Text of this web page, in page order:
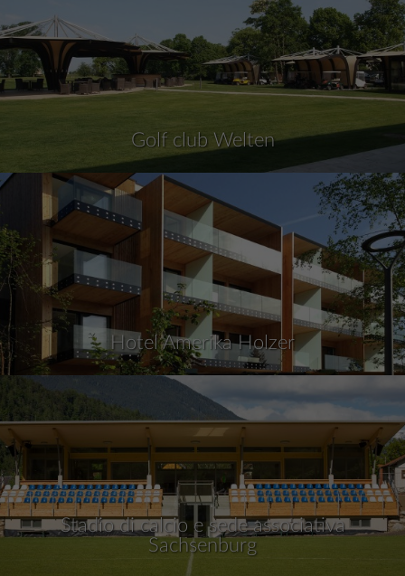
Golf club Welten
Hotel Amerika Holzer
Stadio di calcio e sede associativa
Sachsenburg